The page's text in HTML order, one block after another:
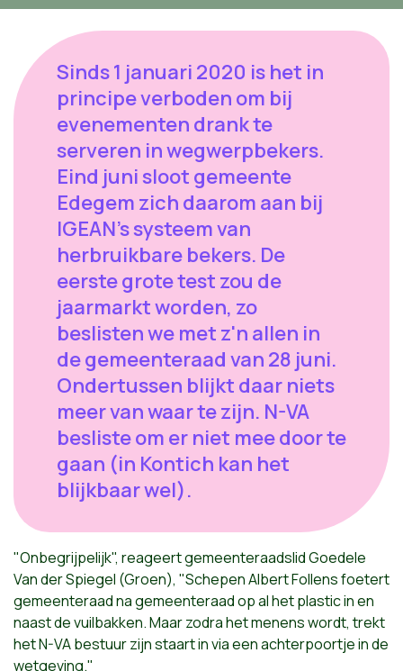
Sinds 1 januari 2020 is het in
principe verboden om bij
evenementen drank te
serveren in wegwerpbekers.
Eind juni sloot gemeente
Edegem zich daarom aan bij
IGEAN's systeem van
herbruikbare bekers. De
eerste grote test zou de
jaarmarkt worden, zo
beslisten we met z'n allen in
de gemeenteraad van 28 juni.
Ondertussen blijkt daar niets
meer van waar te zijn. N-VA
besliste om er niet mee door te
gaan (in Kontich kan het
blijkbaar wel).
"Onbegrijpelijk", reageert gemeenteraadslid Goedele
Van der Spiegel (Groen), "Schepen Albert Follens foetert
gemeenteraad na gemeenteraad op al het plastic in en
naast de vuilbakken. Maar zodra het menens wordt, trekt
het N-VA bestuur zijn staart in via een achterpoortje in de
wetgeving."